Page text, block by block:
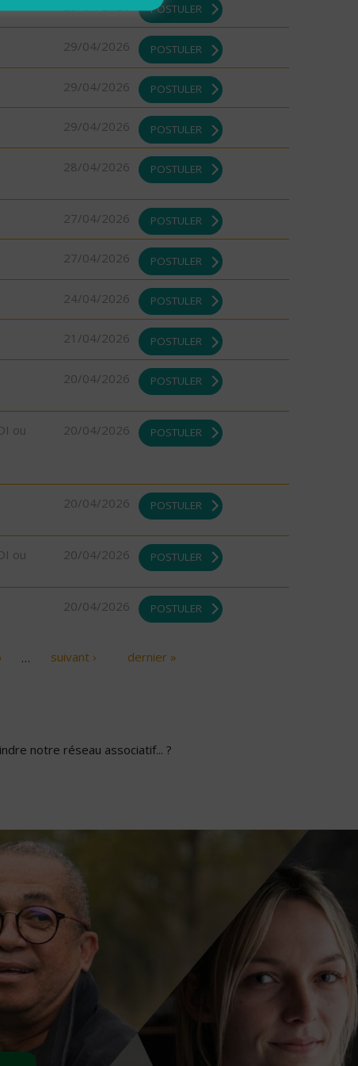
POSTULER
29/04/2026 POSTULER
29/04/2026 POSTULER
29/04/2026 POSTULER
28/04/2026 POSTULER
27/04/2026 POSTULER
27/04/2026 POSTULER
24/04/2026 POSTULER
21/04/2026 POSTULER
20/04/2026 POSTULER
ou
20/04/2026 POSTULER
20/04/2026 POSTULER
ou
20/04/2026 POSTULER
20/04/2026 POSTULER
… suivant › dernier »
notre réseau associatif... ?